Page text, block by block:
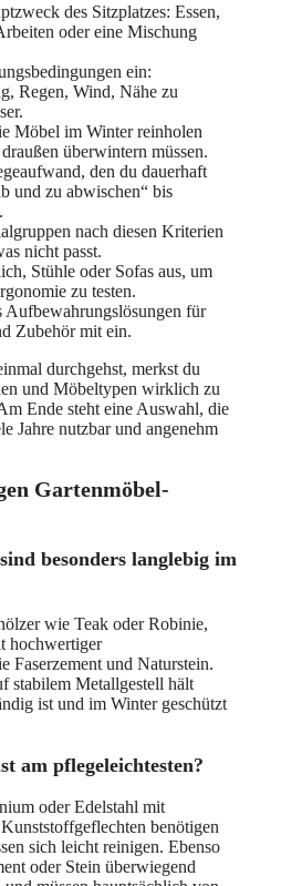
des Sitzplatzes: Essen,
oder eine Mischung
ein:
Regen, Wind, Nähe zu
Möbel im Winter reinholen
überwintern müssen.
den du dauerhaft
und zu abwischen“ bis
nach diesen Kriterien
nicht passt.
Stühle oder Sofas aus, um
zu testen.
Aufbewahrungslösungen für
Zubehör mit ein.
durchgehst, merkst du
und Möbeltypen wirklich zu
Ende steht eine Auswahl, die
Jahre nutzbar und angenehm
Gartenmöbel-
besonders langlebig im
wie Teak oder Robinie,
hochwertiger
Faserzement und Naturstein.
stabilem Metallgestell hält
ist und im Winter geschützt
am pflegeleichtesten?
oder Edelstahl mit
benötigen
sich leicht reinigen. Ebenso
oder Stein überwiegend